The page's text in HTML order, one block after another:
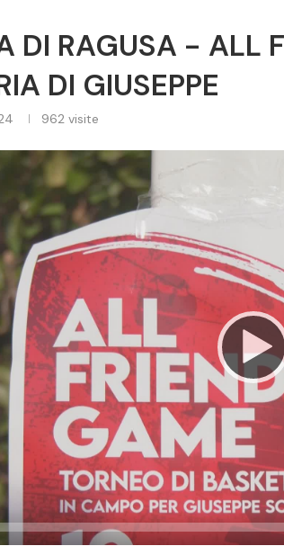
DI RAGUSA - ALL
DI GIUSEPPE
962 visite